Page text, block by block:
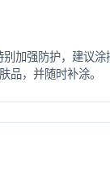
加强防护，建议涂
品，并随时补涂。